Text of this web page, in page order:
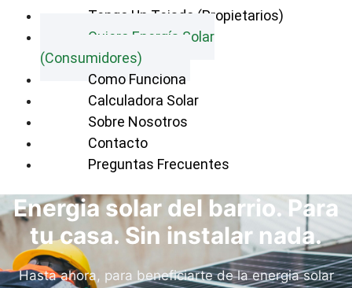
Tengo Un Tejado (Propietarios)
Quiero Energía Solar
(Consumidores)
Como Funciona
Calculadora Solar
Sobre Nosotros
Contacto
Preguntas Frecuentes
Energia solar del barrio. Para
tu casa. Sin instalar nada.
Hasta ahora, para beneficiarte de la energia solar